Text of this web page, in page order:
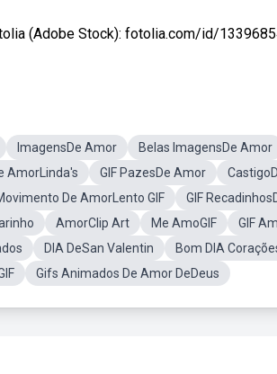
(Adobe Stock): fotolia.com/id/
ImagensDe Amor Belas ImagensDe Amor
AmorLinda's GIF PazesDe Amor
De AmorLento GIF GIF
AmorClip Art Me AmoGIF GIF
DIA DeSan Valentin Bom DIA
Gifs Animados De Amor DeDeus